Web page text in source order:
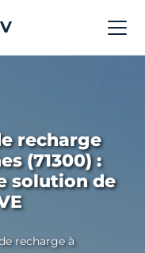
recharge
(71300) :
solution de
recharge à